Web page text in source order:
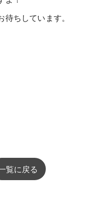
待ちしています。
覧に戻る